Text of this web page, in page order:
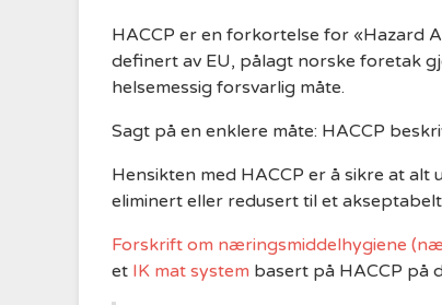
HACCP er en forkortelse for «Hazard
definert av EU, pålagt norske foretak
helsemessig forsvarlig måte.
Sagt på en enklere måte: HACCP
Hensikten med HACCP er å sikre at
eliminert eller redusert til et akseptabelt
Forskrift om næringsmiddelhygiene
et IK mat system basert på HACCP på